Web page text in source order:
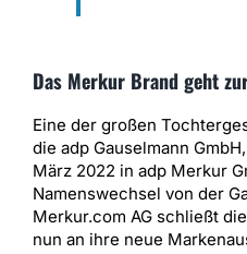
Das Merkur Brand geht
Eine der großen
die adp Gauselmann
März 2022 in adp Merkur
Namenswechsel von der
Merkur.com AG schließt
nun an ihre neue